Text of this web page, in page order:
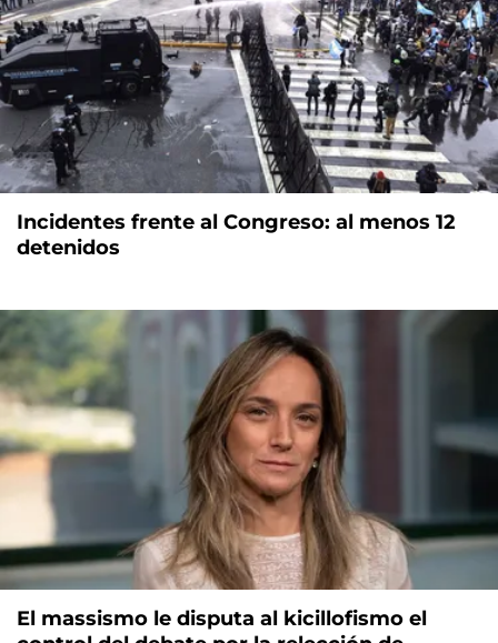
Incidentes frente al Congreso: al menos 12
detenidos
El massismo le disputa al kicillofismo el